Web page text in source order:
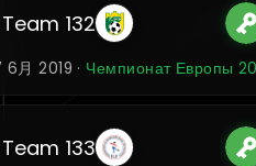
Team 132
6月 2019 · Чемпионат Европы
Team 133